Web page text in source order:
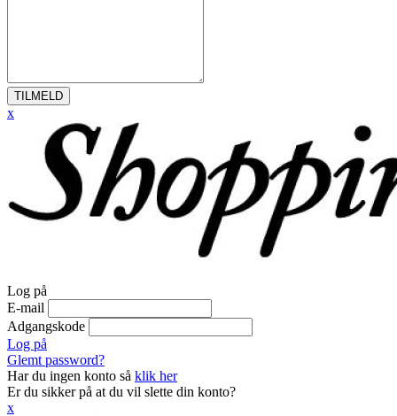
TILMELD
x
Log på
E-mail
Adgangskode
Log på
Glemt password?
Har du ingen konto så klik her
Er du sikker på at du vil slette din konto?
x